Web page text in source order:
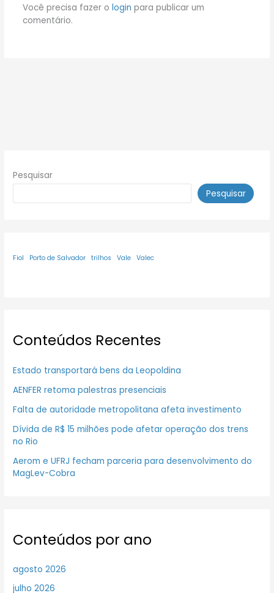
Você precisa fazer o login para publicar um
comentário.
Pesquisar
Pesquisar
Fiol Porto de Salvador trilhos Vale Valec
Conteúdos Recentes
Estado transportará bens da Leopoldina
AENFER retoma palestras presenciais
Falta de autoridade metropolitana afeta investimento
Dívida de R$ 15 milhões pode afetar operação dos trens
no Rio
Aerom e UFRJ fecham parceria para desenvolvimento do
MagLev-Cobra
Conteúdos por ano
agosto 2026
julho 2026